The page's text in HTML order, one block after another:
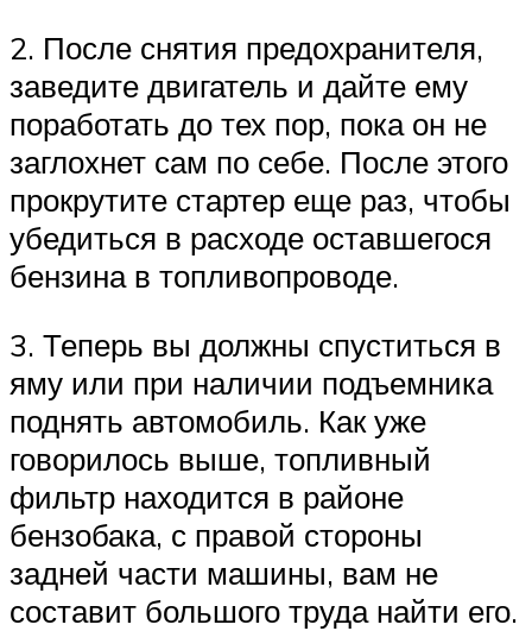
2. После снятия предохранителя,
заведите двигатель и дайте ему
поработать до тех пор, пока он не
заглохнет сам по себе. После этого
прокрутите стартер еще раз, чтобы
убедиться в расходе оставшегося
бензина в топливопроводе.
3. Теперь вы должны спуститься в
яму или при наличии подъемника
поднять автомобиль. Как уже
говорилось выше, топливный
фильтр находится в районе
бензобака, с правой стороны
задней части машины, вам не
составит большого труда найти его.